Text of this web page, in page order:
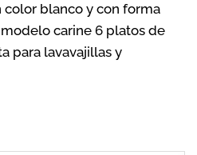
precios:
desde
46,00€
blanco y con forma
carine 6 platos de
para lavavajillas y